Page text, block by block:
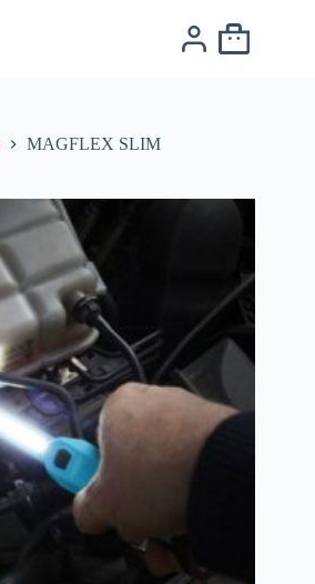
MAGFLEX SLIM